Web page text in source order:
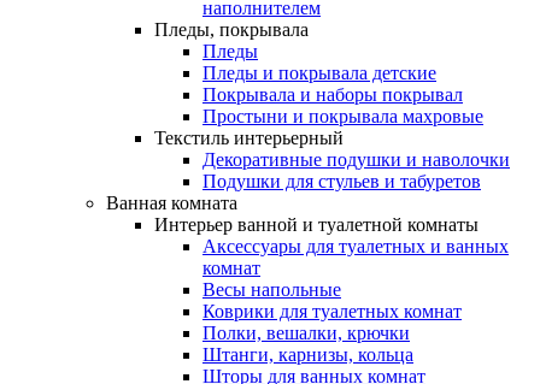
наполнителем
Пледы, покрывала
Пледы
Пледы и покрывала детские
Покрывала и наборы покрывал
Простыни и покрывала махровые
Текстиль интерьерный
Декоративные подушки и наволочки
Подушки для стульев и табуретов
Ванная комната
Интерьер ванной и туалетной комнаты
Аксессуары для туалетных и ванных
комнат
Весы напольные
Коврики для туалетных комнат
Полки, вешалки, крючки
Штанги, карнизы, кольца
Шторы для ванных комнат